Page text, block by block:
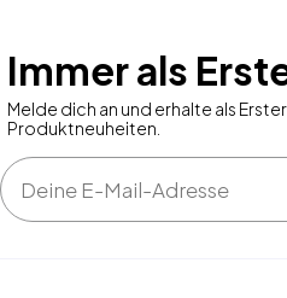
Immer als
Melde dich an und erhalte als
Produktneuheiten.
Email